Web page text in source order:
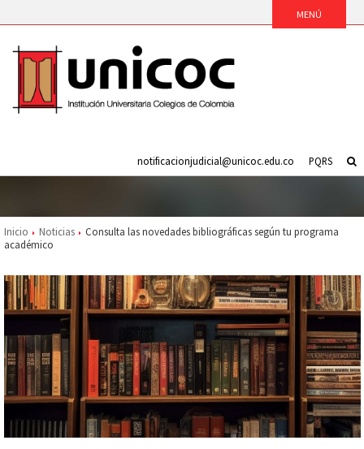
PQRS
notificacionjudicial@unicoc.edu.co
Inicio Noticias
Consulta las novedades bibliográficas según tu programa
académico